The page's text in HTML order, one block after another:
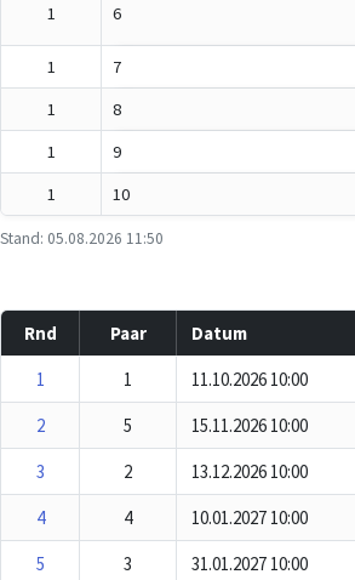
1 6
1 7
1
8
1
9
1
10
Stand: 05.08.2026 11:50
Rnd Paar Datum
1
1 11.10.2026 10:00
2
5 15.11.2026 10:00
3
2 13.12.2026 10:00
4
4 10.01.2027 10:00
5
3 31.01.2027 10:00